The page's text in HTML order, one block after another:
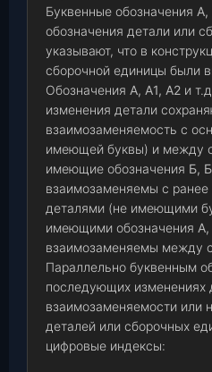
Буквенные обозначения А,
обозначения детали или
указывают, что в
сборочной единицы были
Обозначения А, А1, А2 и
изменения детали
взаимозаменяемость с
имеющей буквы) и между
имеющие обозначения Б,
взаимозаменяемы с
деталями (не имеющими
имеющими обозначения А,
взаимозаменяемы между
Параллельно буквенным
последующих изменениях
взаимозаменяемости или
деталей или сборочных
цифровые индексы: